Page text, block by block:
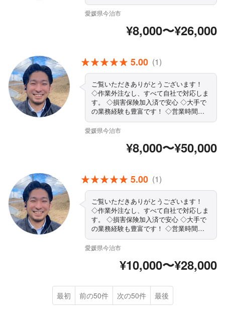
もご相談ください ◇精一杯対応しま
す！ぜひ当店にお任せください まずは
愛媛県今治市
¥8,000〜¥26,000
5.00 (1)
ご覧いただきありがとうございます！
◇作業外注なし、すべて自社で対応しま
す。 ◇損害保険加入済で安心 ◇大手で
の業務経験も豊富です！ ◇営業時間外
もご相談ください ◇精一杯対応しま
す！ぜひ当店にお任せください まずは
愛媛県今治市
¥8,000〜¥50,000
5.00 (1)
ご覧いただきありがとうございます！
◇作業外注なし、すべて自社で対応しま
す。 ◇損害保険加入済で安心 ◇大手で
の業務経験も豊富です！ ◇営業時間外
もご相談ください ◇精一杯対応しま
す！ぜひ当店にお任せください まずは
愛媛県今治市
¥10,000〜¥28,000
最初 前の50件 次の50件 最後